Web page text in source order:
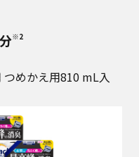
※2
つめかえ用810 mL入